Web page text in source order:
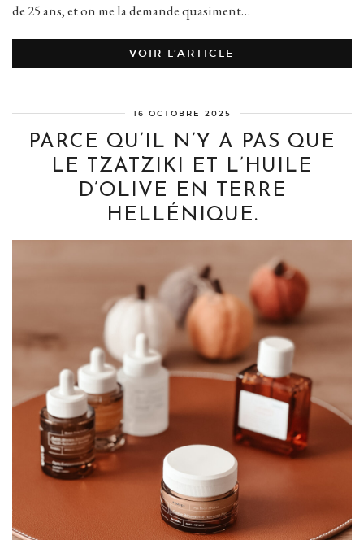
de 25 ans, et on me la demande quasiment…
VOIR L’ARTICLE
16 OCTOBRE 2025
PARCE QU’IL N’Y A PAS QUE
LE TZATZIKI ET L’HUILE
D’OLIVE EN TERRE
HELLÉNIQUE.